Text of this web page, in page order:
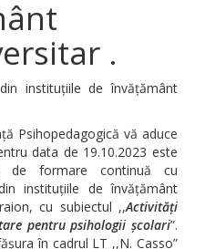
.
instituțiile de învățământ
Psihopedagogică vă aduce
data de 19.10.2023 este
de formare continuă cu
instituțiile de învățământ
cu subiectul ,,Activități
pentru psihologii școlari”.
în cadrul LT ,,N. Casso”